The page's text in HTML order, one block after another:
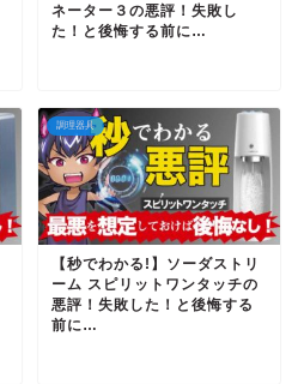
ネーター３の悪評！失敗し
た！と後悔する前に…
調理器具
【秒でわかる!】ソーダストリ
ーム スピリットワンタッチの
悪評！失敗した！と後悔する
前に…